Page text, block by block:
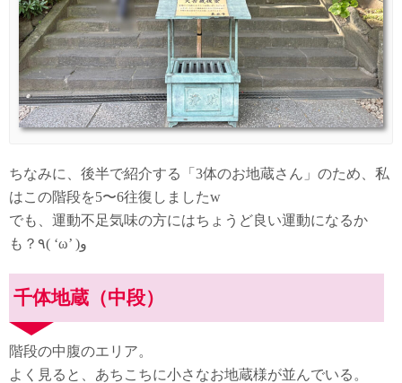
ちなみに、後半で紹介する「3体のお地蔵さん」のため、私
はこの階段を5〜6往復しましたw
でも、運動不足気味の方にはちょうど良い運動になるか
も？٩( ‘ω’ )و
千体地蔵（中段）
階段の中腹のエリア。
よく見ると、あちこちに小さなお地蔵様が並んでいる。